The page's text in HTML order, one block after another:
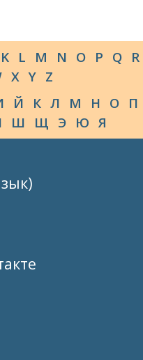
K L M N O P Q R
X Y Z
Й К Л М Н О П
Ш Щ Э Ю Я